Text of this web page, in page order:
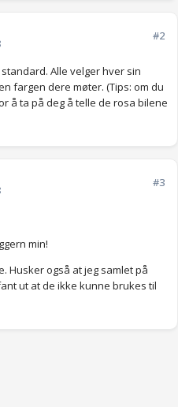
#2
Alle velger hver sin
fargen dere møter. (Tips: om du
å ta på deg å telle de rosa bilene
#3
min!
Husker også at jeg samlet på
ut at de ikke kunne brukes til